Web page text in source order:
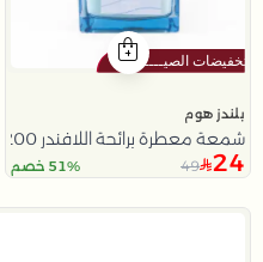
بلندز هوم
شمعة معطرة برائحة اللافندر 200 غرام من امارا
24
49 51% خصم